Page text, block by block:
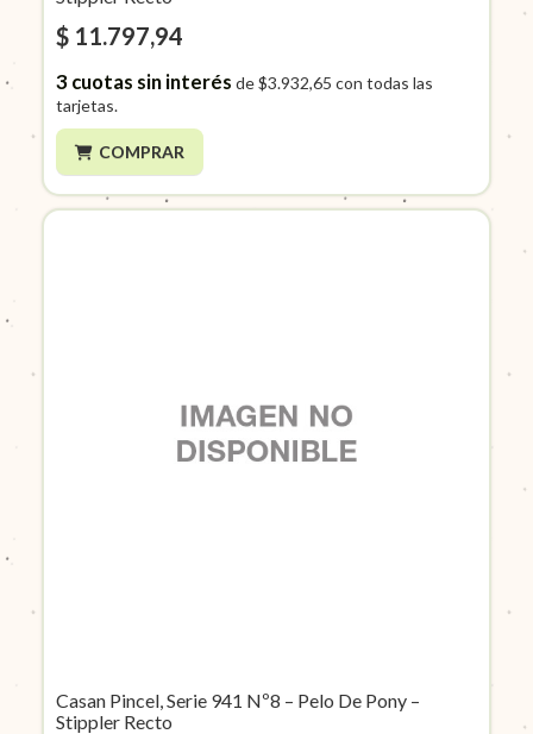
$ 11.797,94
3cuotas sin interés de$3.932,65 con todas las
tarjetas.
COMPRAR
Casan Pincel, Serie 941 Nº8 – Pelo De Pony –
Stippler Recto